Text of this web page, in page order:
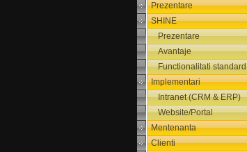
Prezentare
SHINE
Prezentare
Avantaje
Functionalitati standard
Implementari
Intranet (CRM & ERP)
Website/Portal
Mentenanta
Clienti